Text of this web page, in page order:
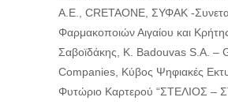
Α.Ε., CRETAONE, ΣΥΦΑΚ -
Φαρμακοποιών Αιγαίου και
Σαβοϊδάκης, K. Badouvas S.A. –
Companies, Κύβος Ψηφιακές
Φυτώριο Καρτερού “ΣΤΕΛΙΟΣ –